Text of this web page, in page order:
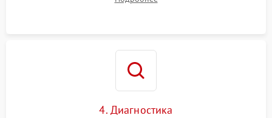
4. Диагностика